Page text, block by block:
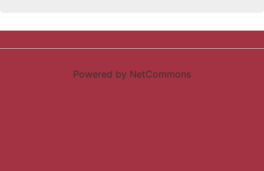
Powered by NetCommons